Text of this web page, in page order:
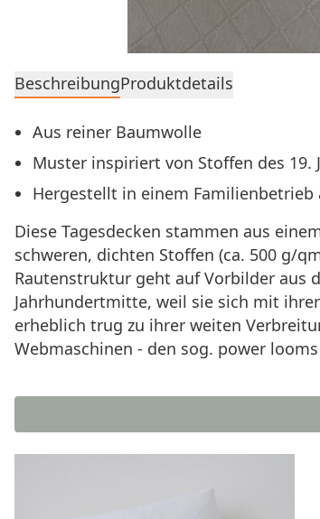
BeschreibungProduktdetails
Aus reiner Baumwolle
Muster inspiriert von Stoffen des 19.
Hergestellt in einem Familienbetrieb
Diese Tagesdecken stammen aus
schweren, dichten Stoffen (ca. 500 g/
Rautenstruktur geht auf Vorbilder aus
Jahrhundertmitte, weil sie sich mit
erheblich trug zu ihrer weiten
Webmaschinen - den sog. power